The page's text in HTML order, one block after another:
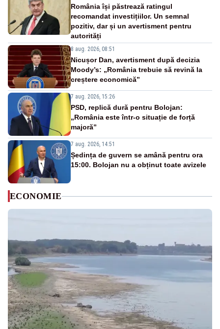
România își păstrează ratingul
recomandat investițiilor. Un semnal
pozitiv, dar și un avertisment pentru
autorități
8 aug. 2026, 08:51
Nicușor Dan, avertisment după decizia
Moody’s: „România trebuie să revină la
creștere economică”
7 aug. 2026, 15:26
PSD, replică dură pentru Bolojan:
„România este într-o situație de forță
majoră”
7 aug. 2026, 14:51
Ședința de guvern se amână pentru ora
15:00. Bolojan nu a obținut toate avizele
ECONOMIE